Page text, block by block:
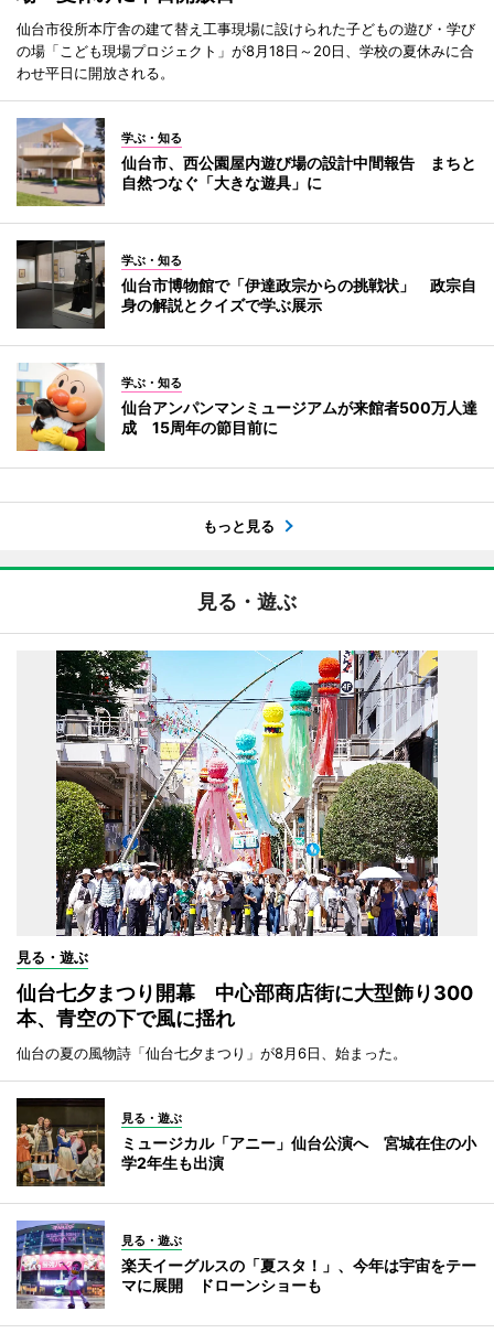
仙台市役所本庁舎の建て替え工事現場に設けられた子どもの遊び・学び
の場「こども現場プロジェクト」が8月18日～20日、学校の夏休みに合
わせ平日に開放される。
学ぶ・知る
仙台市、西公園屋内遊び場の設計中間報告 まちと
自然つなぐ「大きな遊具」に
学ぶ・知る
仙台市博物館で「伊達政宗からの挑戦状」 政宗自
身の解説とクイズで学ぶ展示
学ぶ・知る
仙台アンパンマンミュージアムが来館者500万人達
成 15周年の節目前に
もっと見る
見る・遊ぶ
見る・遊ぶ
仙台七夕まつり開幕 中心部商店街に大型飾り300
本、青空の下で風に揺れ
仙台の夏の風物詩「仙台七夕まつり」が8月6日、始まった。
見る・遊ぶ
ミュージカル「アニー」仙台公演へ 宮城在住の小
学2年生も出演
見る・遊ぶ
楽天イーグルスの「夏スタ！」、今年は宇宙をテー
マに展開 ドローンショーも